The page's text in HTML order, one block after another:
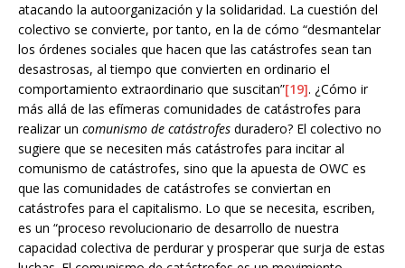
atacando la autoorganización y la solidaridad. La cuestión del
colectivo se convierte, por tanto, en la de cómo “desmantelar
los órdenes sociales que hacen que las catástrofes sean tan
desastrosas, al tiempo que convierten en ordinario el
comportamiento extraordinario que suscitan”[19]. ¿Cómo ir
más allá de las efímeras comunidades de catástrofes para
realizar un comunismo de catástrofes duradero? El colectivo no
sugiere que se necesiten más catástrofes para incitar al
comunismo de catástrofes, sino que la apuesta de OWC es
que las comunidades de catástrofes se conviertan en
catástrofes para el capitalismo. Lo que se necesita, escriben,
es un “proceso revolucionario de desarrollo de nuestra
capacidad colectiva de perdurar y prosperar que surja de estas